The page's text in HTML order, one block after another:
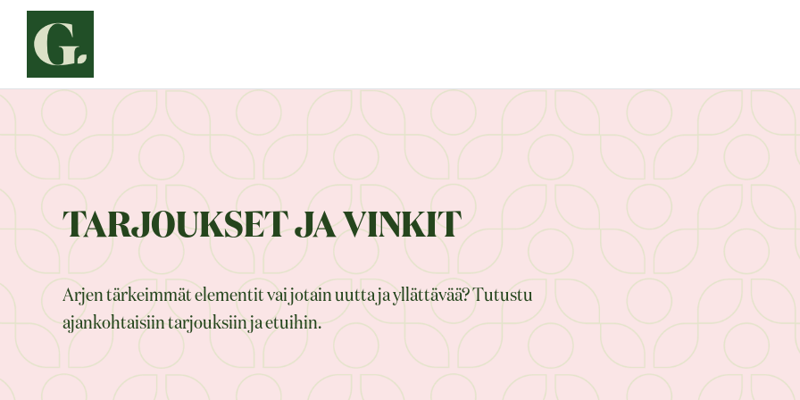
Siirry
sisältöön
TARJOUKSET JA VINKIT
Arjen tärkeimmät elementit vai jotain uutta ja yllättävää? Tutustu
ajankohtaisiin tarjouksiin ja etuihin.